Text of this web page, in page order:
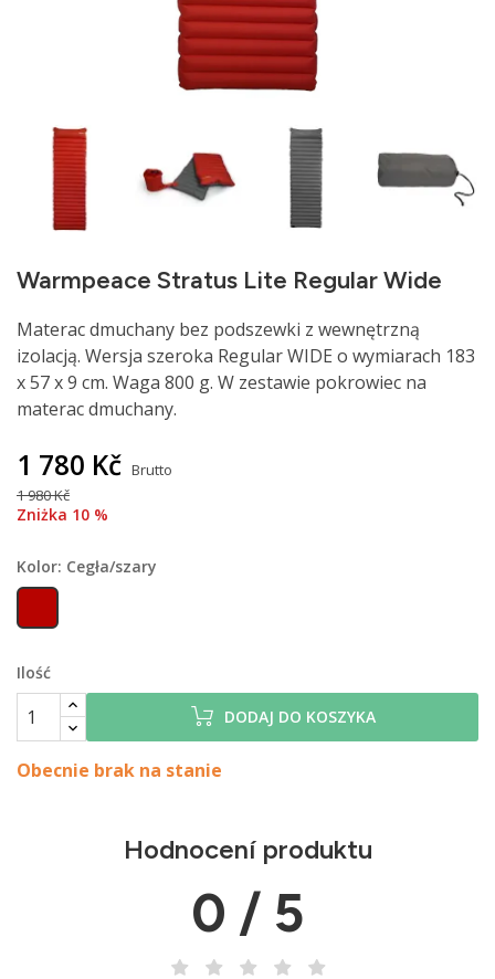
Warmpeace Stratus Lite Regular Wide
Materac dmuchany bez podszewki z wewnętrzną
izolacją. Wersja szeroka Regular WIDE o wymiarach 183
x 57 x 9 cm. Waga 800 g. W zestawie pokrowiec na
materac dmuchany.
1 780 Kč Brutto
1 980 Kč
Zniżka 10 %
Kolor: Cegła/szary
Cegła/szary
Ilość
DODAJ DO KOSZYKA
Obecnie brak na stanie
Hodnocení produktu
0 / 5